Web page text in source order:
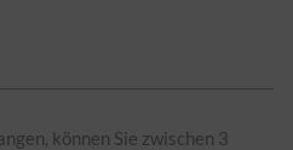
können Sie zwischen 3